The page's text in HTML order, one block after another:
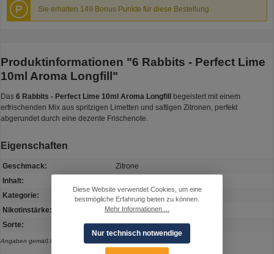
P Sie erhalten 149 Bonus Punkte für diese Bestellung
Produktinformationen "6 Rabbits - Perfect Lime
10ml Aroma Longfill"
Das 6 Rabbits - Perfect Lime 10ml Aroma Longfill
begeistert mit einem
erfrischenden Mix aus spritzigen Limetten und saftigen Zitronen, perfekt
abgerundet durch eine dezente Frischenote.
Eigenschaften
Geschmack:
Zitrone
Inhalt:
Kategorie:
Longfill
Nikotinstärke:
0 mg
Sorte:
Perfect Lime
Angaben gemäß Hersteller. Irrtum und Änderung vorbehalten.
Diese Website verwendet Cookies, um eine
bestmögliche Erfahrung bieten zu können.
Mehr Informationen ...
Nur technisch notwendige